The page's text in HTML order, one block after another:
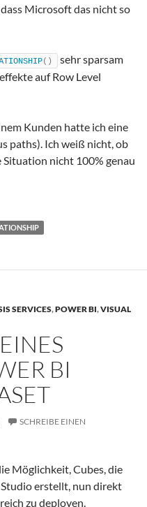
Microsoft das nicht so
()
sehr sparsam
auf Row Level
Kunden hatte ich eine
paths). Ich weiß nicht, ob
Situation nicht 100% genau
SERVICES,POWER BI,VISUAL
BI
SCHREIBE EINEN
Möglichkeit, Cubes, die
erstellt, nun direkt
zu deployen.